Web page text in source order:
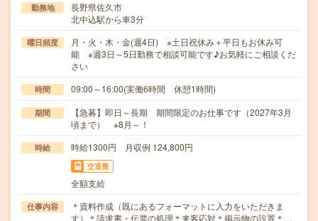
勤務地
長野県佐久市
北中込駅から車3分
曜日頻度
月・火・木・金(週4日) ※土日祝休み＋平日もお休み可
能 ※週3日～5日勤務で相談可能です♪お気軽にご相談くだ
さい
時間 09:00～16:00(実働6時間 休憩1時間)
期間
【急募】即日～長期 期間限定のお仕事です（2027年3月
頃まで） ※8月～！
時給 時給1300円 月収例 124,800円
交通費
全額支給
仕事内容
＊資料作成（既にあるフォーマットに入力をいただきま
す）＊請求書・伝票の処理＊来客応対＊掲示物の設置＊…